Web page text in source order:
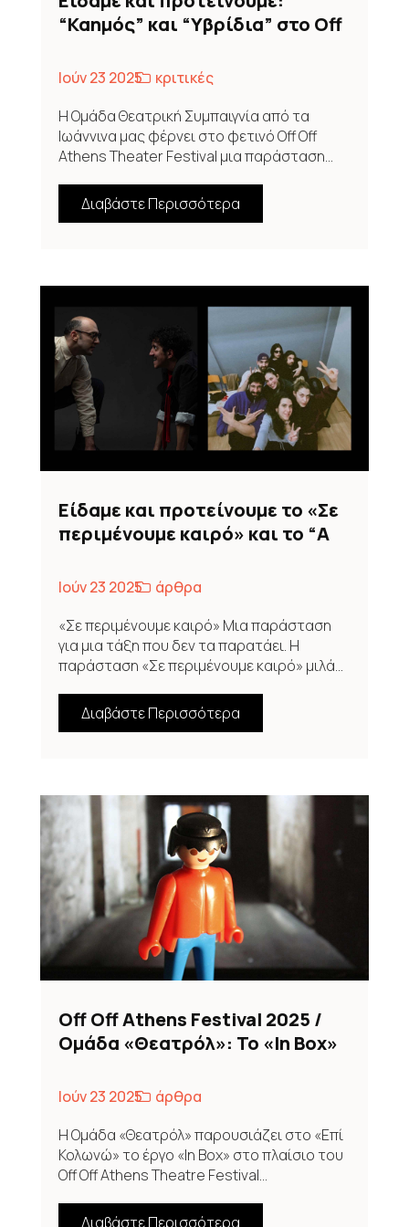
“Καημός” και “Υβρίδια” στο Off
2025
Ιούν 23 2025
κριτικές
Η Ομάδα Θεατρική Συμπαιγνία από τα
Ιωάννινα μας φέρνει στο φετινό Off Off
Athens Theater Festival μια παράσταση...
Διαβάστε Περισσότερα
Είδαμε και προτείνουμε το «Σε
περιμένουμε καιρό» και το “A
2025
Ιούν 23 2025
άρθρα
«Σε περιμένουμε καιρό» Μια παράσταση
για μια τάξη που δεν τα παρατάει. Η
παράσταση «Σε περιμένουμε καιρό» μιλά...
Διαβάστε Περισσότερα
Off Off Athens Festival 2025 /
Ομάδα «Θεατρόλ»: Το «In Box»
και τις ανθρώπινες σχέσεις
Ιούν 23 2025
άρθρα
Η Ομάδα «Θεατρόλ» παρουσιάζει στο «Επί
Κολωνώ» το έργο «In Box» στο πλαίσιο του
Off Off Athens Theatre Festival...
Διαβάστε Περισσότερα